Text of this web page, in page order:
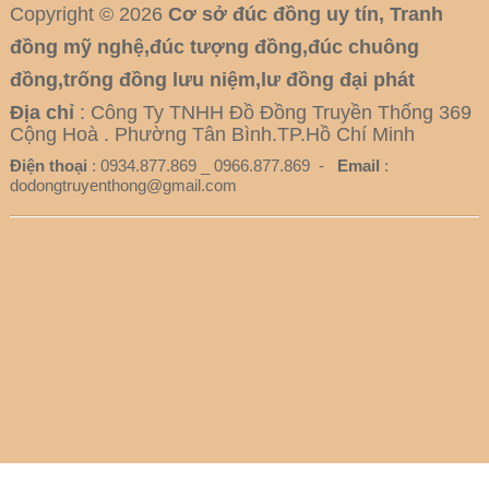
Copyright © 2026 Cơ sở đúc đồng uy tín, Tranh
đồng mỹ nghệ,đúc tượng đồng,đúc chuông
đồng,trống đồng lưu niệm,lư đồng đại phát
Địa chỉ : Công Ty TNHH Đồ Đồng Truyền Thống 369
Cộng Hoà . Phường Tân Bình.TP.Hồ Chí Minh
Điện thoại : 0934.877.869 _ 0966.877.869 - Email :
dodongtruyenthong@gmail.com